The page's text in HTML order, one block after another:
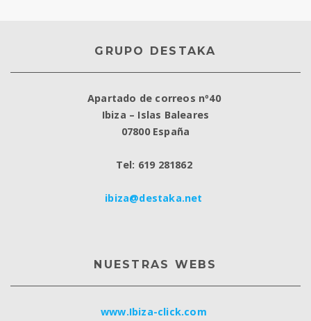
GRUPO DESTAKA
Apartado de correos nº40
Ibiza – Islas Baleares
07800 España
Tel: 619 281862
ibiza@destaka.net
NUESTRAS WEBS
www.Ibiza-click.com